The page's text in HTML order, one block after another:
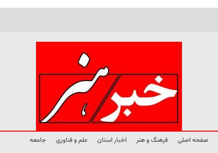
صفحه اصلی فرهنگ و هنر اخبار استان علم و فناوری
جامعه